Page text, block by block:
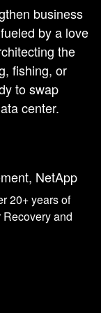
business
by a love
the
fishing, or
to swap
center.
NetApp
20+ years of
and